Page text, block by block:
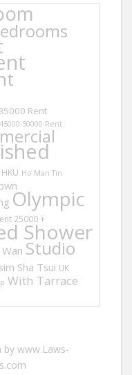
Rent
45000-50000 Rent
HKU Ho Man Tin
Olympic
25000 +
Shower
Studio
Sha Tsui UK
With Tarrace
www.Laws-